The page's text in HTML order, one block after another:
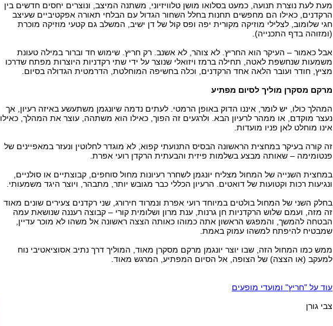
מעת לעת נוצרת תנועה, כמעט בסלואו מושן טלוויזיוני, משתנה המיצב, ונוצרים יחסים חדשים בין
הרקדנים, כאילו הם מחפשים תחנות בחלל השחור הגדול עם הבלחי תאורה אפקטיביים שעיצב
חגי שלומוב, לצלילי מוזיקה מקורית יפה ופס קול של דן ישיב, המשלב גם קטעי מוזיקה מוכרת
(ומזוהה בדף התכנייה).
אבל כאמור – העיקר הוא החריץ. לא צוהר, לא אשנב. רק חריץ. שימוש חד וברור במילה טעונת
משמעות שנחשפת לאטה, תחילה ברמז ויזואלי שנוצר על ידי שתי רקדניות היוצרות מפתח שדרכו
מציץ, חודר ועובר הלאה אחד הרקדנים, וכלה בחשיפה המוחלטת, הדרמטית הגדולה בסיום.
מרקם מסקרן מוליך לסיום מפתיע
המהלך כולו, יש לומר, איננו הדוק באופן הרמטי. לעתים נדמה שיונגמן משתעשע באיזה רעיון, אך
נעצר מוקדם, או ממהר לרעיון הבא. ולרגעים זה הפוך, כאילו הוא משתהה, עוצר את המהלך, כאילו
אינו מוחלט לאן פניו מועדות.
זה קורה בעיקר במחצית הראשונה הבסיס התנועתי קפוא, לא מוגדר לחלוטין ונעזר במאפיינים של
פנטומימה – שאותה מבצע בשלמות פיזית והבעתית הרקדן רועי אפרת.
במחצית השנייה של המחול מצליח יונגמן לשחרר רעיונות מחול סוחפים, קבוצתיים או סולניים,
ונגיעות רכות וקטועות של דואטים. הרעיון הכללי כבר מגובש יותר, מתבהר, ויוצר היגד משמעותי.
בחלק השני של המחול בולטים במיוחד רועי אפרת ונמרוד חירורג, שני רקדנים צעירים שונים מאוד
זה מזה, ועמם שלוש הרקדניות חן גרנות, ענת מרון ושלומית קורי – קבוצה רעננה שנושאת עמה
הבטחה להמשך, והמפגש הראשון אתה כמוהו כאותה הצצה ראשונה אל משהו לא מוכר עדיין,
שמבטיח להיפתח למשהו עמוק באמת.
ממש כמו המחול הזה, שבו יוצר יונגמן מרקם מסקרן מאוד, המוליך דרך נתיב אסוציאטיבי נוח
למעקב (או הצצה) של הצופה, אל הסיום המפתיע, המרגש מאוד.
עוד על "חריץ" ומועדי מופעים
צבי גורן